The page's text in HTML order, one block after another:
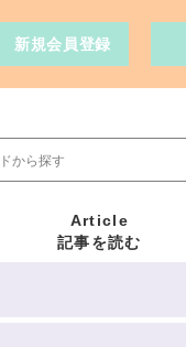
Article
記事を読む
新規会員登録